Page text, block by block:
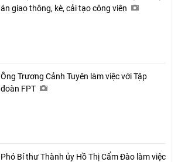
án giao thông, kè, cải tạo công viên
Ông Trương Cảnh Tuyên làm việc với Tập
đoàn FPT
Phó Bí thư Thành ủy Hồ Thị Cẩm Đào làm việc